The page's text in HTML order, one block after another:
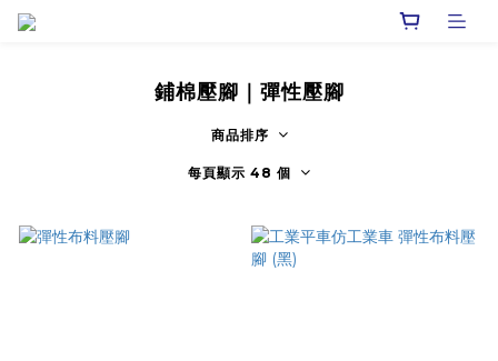
鋪棉壓腳｜彈性壓腳
商品排序
每頁顯示 48 個